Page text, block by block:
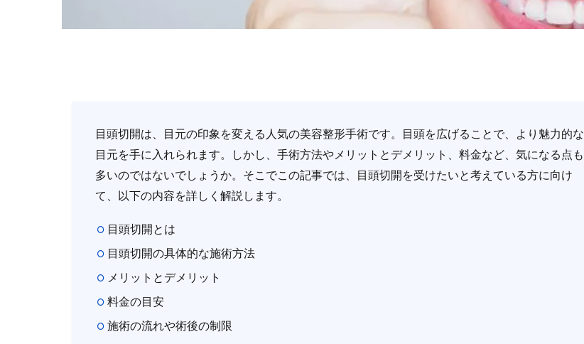
目頭切開は、目元の印象を変える人気の美容整形手術です。目頭を広げることで、より魅力的な
目元を手に入れられます。しかし、手術方法やメリットとデメリット、料金など、気になる点も
多いのではないでしょうか。そこでこの記事では、目頭切開を受けたいと考えている方に向け
て、以下の内容を詳しく解説します。
目頭切開とは
目頭切開の具体的な施術方法
メリットとデメリット
料金の目安
施術の流れや術後の制限